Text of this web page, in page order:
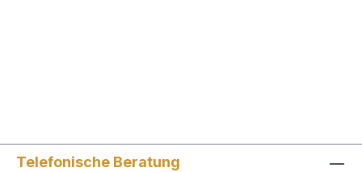
Telefonische Beratung